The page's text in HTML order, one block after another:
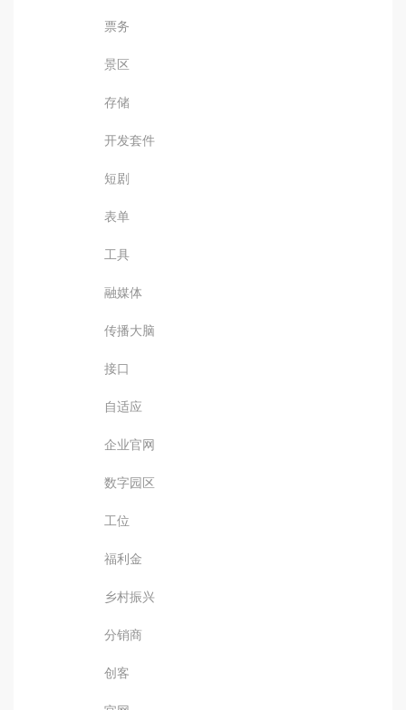
票务
景区
存储
开发套件
短剧
表单
工具
融媒体
传播大脑
接口
自适应
企业官网
数字园区
工位
福利金
乡村振兴
分销商
创客